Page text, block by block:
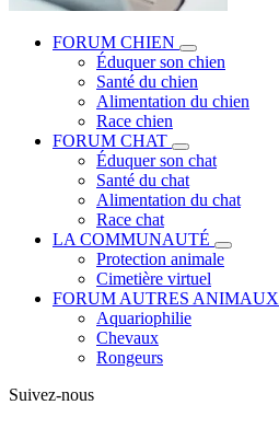
FORUM CHIEN
Éduquer son chien
Santé du chien
Alimentation du chien
Race chien
FORUM CHAT
Éduquer son chat
Santé du chat
Alimentation du chat
Race chat
LA COMMUNAUTÉ
Protection animale
Cimetière virtuel
FORUM AUTRES ANIMAUX
Aquariophilie
Chevaux
Rongeurs
Suivez-nous